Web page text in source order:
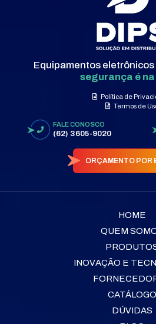
Equipamentos eletrônicos
segurança é na
Política de
Termos de
FALE CONOSCO
(62) 3605-9020
ORÇAMENTO POR
HOME
QUEM
INOVAÇÃO E
CATÁLOGO
DÚVIDAS